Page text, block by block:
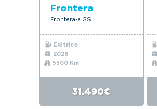
Frontera
Frontera-e GS
Elétrico
2026
5500 Km
31.490€